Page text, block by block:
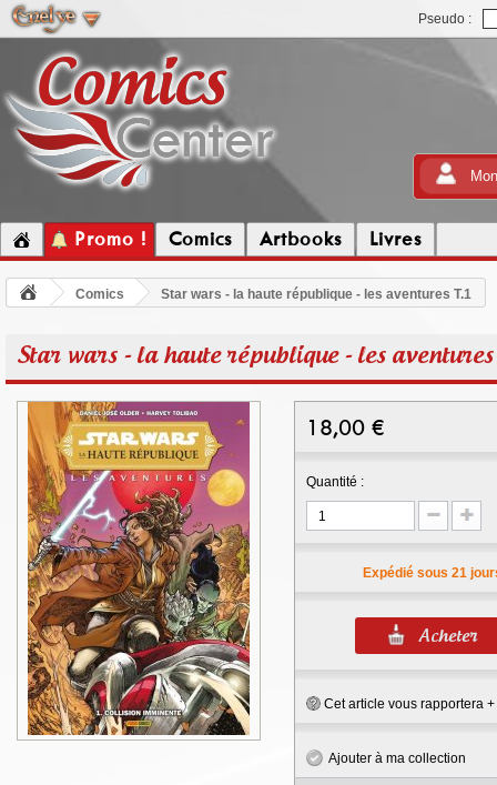
Pseudo :
Promo ! Comics Artbooks Livres
Comics Star wars - la haute république - les aventures T.1
Star wars - la haute république - les aventures
18,00 €
Quantité :
Expédié sous 21
Cet article vous rapportera +
Ajouter à ma collection